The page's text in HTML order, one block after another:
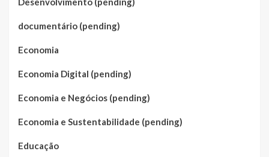
documentário (pending)
Economia
Economia Digital (pending)
Economia e Negócios (pending)
Economia e Sustentabilidade (pending)
Educação